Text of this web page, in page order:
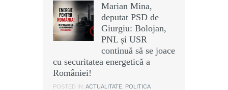
Marian Mina,
deputat PSD de
Giurgiu: Bolojan,
PNL și USR
continuă să se joace
cu securitatea energetică a
României!
POSTED IN: ACTUALITATE POLITICA